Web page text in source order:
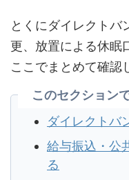
とくにダイレクトバ
更、放置による休眠
ここでまとめて確認
このセクション
ダイレクトバ
給与振込・公
る